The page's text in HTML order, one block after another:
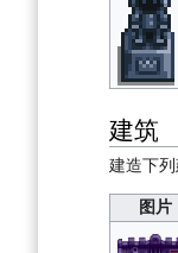
建筑
建造下
图片